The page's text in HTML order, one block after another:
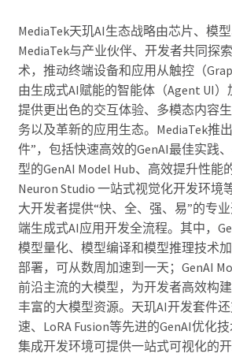
MediaTek天玑AI生态战略由芯片、模型
MediaTek与产业伙伴、开发者共同探
术，推动终端设备和应用从触控（
由生成式AI赋能的智能体（Agent UI
提供更出色的交互体验、多模态内容
务以及革新的应用生态。MediaTek推
件”，包括快速高效的GenAI最佳实践
型的GenAI Model Hub、高效提升性能
Neuron Studio 一站式视觉化开发环境
大开发者提供“快、全、强、易”的专
端生成式AI应用开发全流程。其中，
模型量化、模型编译和模型推理技术
部署，可从数周加速到一天；GenAI
前沿主流的大模型，为开发者高效构
丰富的大模型资源。天玑AI开发套件
速、LoRA Fusion等先进的GenAI优化
集成开发环境可提供一站式可视化的